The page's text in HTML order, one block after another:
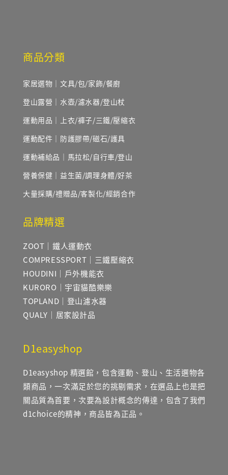
商品分類
家居選物｜文具/包/家飾/餐廚
登山露營｜水壺/濾水器/登山杖
運動用品｜上衣/褲子/三鐵/壓縮衣
運動配件｜防護膠帶/磁石/護具
運動補給品｜馬拉松/自行車/登山
營養保健｜益生菌/調理身體/好茶
大量採購/禮贈品/客製化/經銷合作
品牌精選
ZOOT｜鐵人運動衣
COMPRESSPORT｜三鐵壓縮衣
HOUDINI｜戶外機能衣
KURORO｜宇宙貓酷樂樂
TOPLAND｜登山濾水器
QUALY｜居家設計品
D1easyshop
D1easyshop 精選館，包含運動、登山、生活選物各
類商品，一次滿足於您的挑剔需求，在選品上也是把
關品質為首要，次要為設計概念的傳達，包含了我們
d1choice的精神，商品皆為正品。